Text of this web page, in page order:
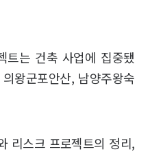
트는 건축 사업에 집중됐
왕군포안산, 남양주왕숙
리스크 프로젝트의 정리,